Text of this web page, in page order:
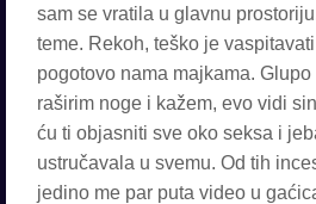
sam se vratila u glavnu
teme. Rekoh, teško je
pogotovo nama majkama.
raširim noge i kažem, evo vidi
ću ti objasniti sve oko seksa i
ustručavala u svemu. Od tih
jedino me par puta video u